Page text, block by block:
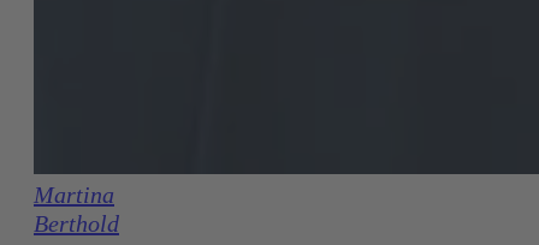
Martina
Berthold